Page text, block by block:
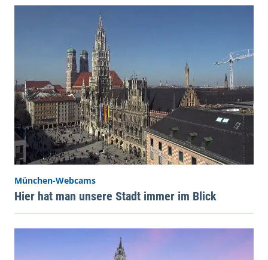
München-Webcams
Hier hat man unsere Stadt immer im Blick